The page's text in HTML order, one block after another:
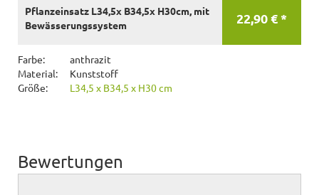
22,90 € *
Pflanzeinsatz L34,5x B34,5x H30cm, mit
Bewässerungssystem
Farbe:
anthrazit
Material:
Kunststoff
Größe:
L34,5 x B34,5 x H30 cm
Bewertungen